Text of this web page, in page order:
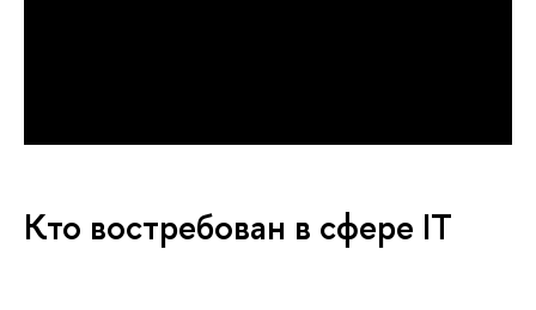
Кто востребован в сфере IT